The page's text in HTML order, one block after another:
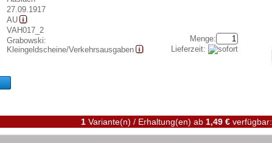
27.09.1917
AU
VAH017_2
Grabowski:
Kleingeldscheine/Verkehrsausgaben
Menge:
Lieferzeit:
1Variante(n) / Erhaltung(en) ab 1,49 €verfügbar: